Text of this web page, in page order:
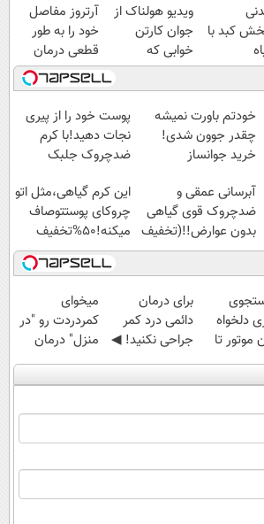
کبد با
تا
ویدیو هولناک از
جوان کارتن
خوابی که
میلیاردر شد.
آموزش رایگان
آرتروز مفاصل
خود را به طور
قطعی درمان
کنید!
◗پرسش‌نامه◖
خودتم باورت نمیشه
چقدر جوون شدی!
خرید جوانساز
ویژه
پوست خود را از پیری
نجات دهید!با کرم
ضدچروک جلبک
آبرسانی عمقی و
ضدچروک قوی گیاهی
بدون عوارض!!(تخفیف
تا امشب)
این کرم گیاهی،مثل اتو
چروکای پوستتوصاف
میکنه!50%تخفیف
دلخواه
موتور تا
آن،
بی واسطه
برای درمان
دائمی درد کمر
جراحی نکنید! ◀
پرسش‌نامه رو پر
کن ▶
میخوای
کمردردت رو "در
منزل" درمان
کنی؟ (◂فیلم +
◂پرسش‌نامه)